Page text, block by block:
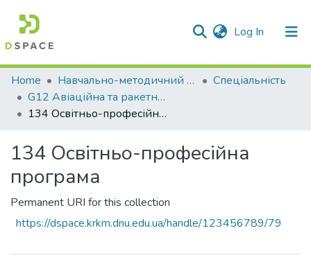
Log In (current)
Communities & Collections
All of DSpace
Home Навчально-методичний кабінет
Спеціальність
G12 Авіаційна та ракетно-космічна техніка
134 Освітньо-професійна програма
134 Освітньо-професійна
програма
Permanent URI for this collection
https://dspace.krkm.dnu.edu.ua/handle/123456789/79